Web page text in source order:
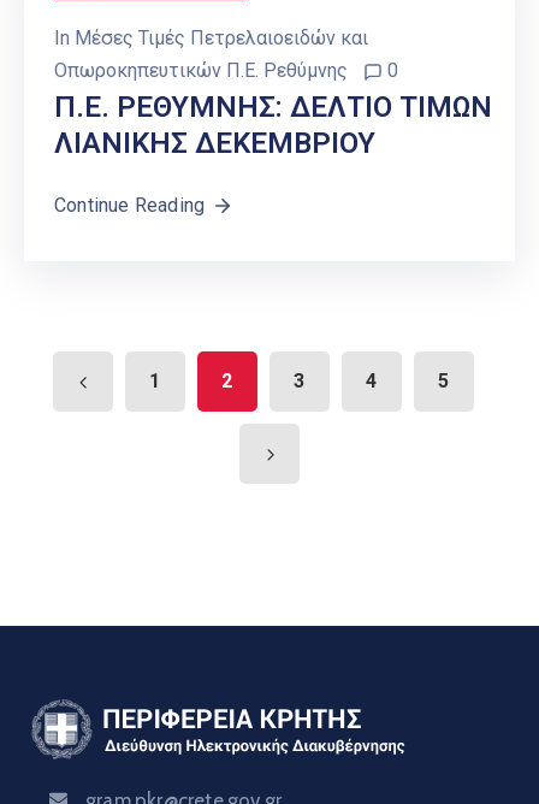
In Μέσες Τιμές Πετρελαιοειδών και
Οπωροκηπευτικών Π.Ε. Ρεθύμνης
0
Π.Ε. ΡΕΘΥΜΝΗΣ: ΔΕΛΤΙΟ ΤΙΜΩΝ
ΛΙΑΝΙΚΗΣ ΔΕΚΕΜΒΡΙΟΥ
Continue Reading
1 2 3 4 5